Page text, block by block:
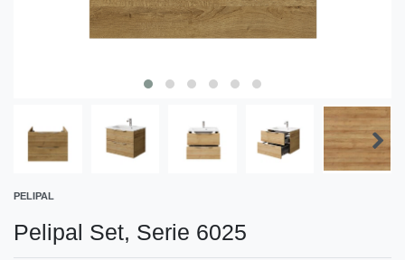
PELIPAL
Pelipal Set, Serie 6025